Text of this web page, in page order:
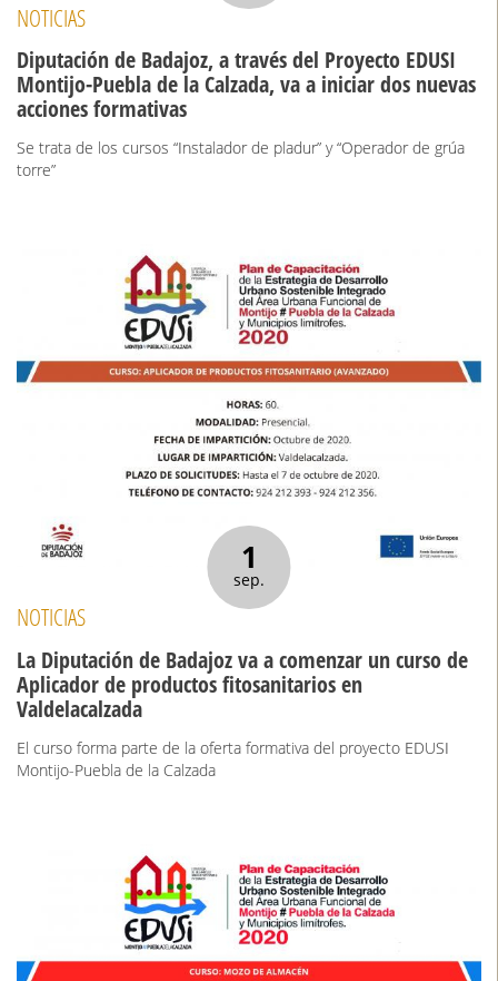
NOTICIAS
Diputación de Badajoz, a través del Proyecto EDUSI
Montijo-Puebla de la Calzada, va a iniciar dos nuevas
acciones formativas
Se trata de los cursos “Instalador de pladur” y “Operador de grúa
torre”
1
sep.
NOTICIAS
La Diputación de Badajoz va a comenzar un curso de
Aplicador de productos fitosanitarios en
Valdelacalzada
El curso forma parte de la oferta formativa del proyecto EDUSI
Montijo-Puebla de la Calzada